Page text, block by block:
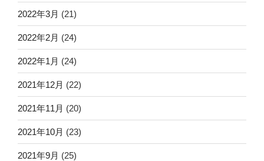
2022年3月 (21)
2022年2月 (24)
2022年1月 (24)
2021年12月 (22)
2021年11月 (20)
2021年10月 (23)
2021年9月 (25)